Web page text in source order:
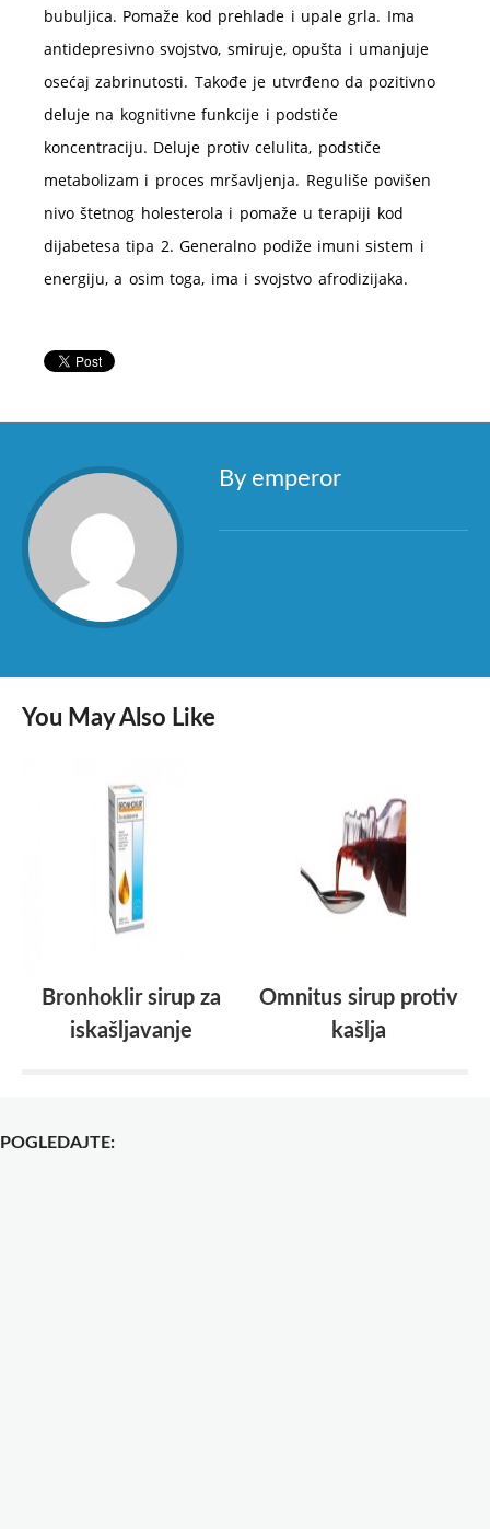
bubuljica. Pomaže kod prehlade i upale grla. Ima
antidepresivno svojstvo, smiruje, opušta i umanjuje
osećaj zabrinutosti. Takođe je utvrđeno da pozitivno
deluje na kognitivne funkcije i podstiče
koncentraciju. Deluje protiv celulita, podstiče
metabolizam i proces mršavljenja. Reguliše povišen
nivo štetnog holesterola i pomaže u terapiji kod
dijabetesa tipa 2. Generalno podiže imuni sistem i
energiju, a osim toga, ima i svojstvo afrodizijaka.
By emperor
You May Also Like
Bronhoklir sirup za
iskašljavanje
Omnitus sirup protiv
kašlja
POGLEDAJTE: